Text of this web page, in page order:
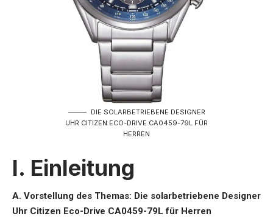
DIE SOLARBETRIEBENE DESIGNER
UHR CITIZEN ECO-DRIVE CA0459-79L FÜR
HERREN
I. Einleitung
A. Vorstellung des Themas: Die solarbetriebene Designer
Uhr Citizen Eco-Drive CA0459-79L für Herren